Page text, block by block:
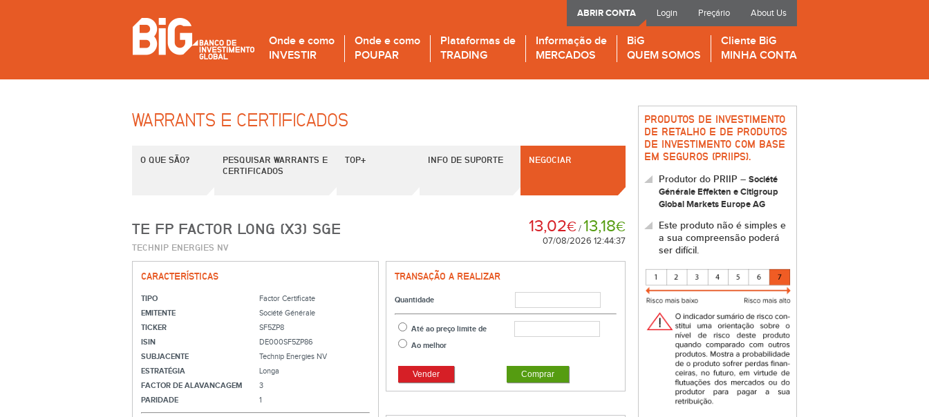
Login Preçário About Us
ABRIR CONTA
Onde e como
INVESTIR
Onde e como
POUPAR
Plataformas de
TRADING
Informação de
MERCADOS
BiG
QUEM SOMOS
Cliente BiG
MINHA CONTA
WARRANTS E CERTIFICADOS
O QUE SÃO?
PESQUISAR WARRANTS E
CERTIFICADOS
TOP+ INFO DE SUPORTE NEGOCIAR
TE FP FACTOR LONG (X3) SGE
TECHNIP ENERGIES NV
13,02€/13,18€
07/08/2026 12:44:37
CARACTERÍSTICAS
TIPO
Factor Certificate
EMITENTE
Société Générale
TICKER
SF5ZP8
ISIN
DE000SF5ZP86
SUBJACENTE
Technip Energies NV
ESTRATÉGIA
Longa
FACTOR DE ALAVANCAGEM
3
PARIDADE
1
TRANSAÇÃO A REALIZAR
Quantidade
Até ao preço limite de
Ao melhor
Vender Comprar
PRODUTOS DE INVESTIMENTO
DE RETALHO E DE PRODUTOS
DE INVESTIMENTO COM BASE
EM SEGUROS (PRIIPS).
Produtor do PRIIP – Société
Générale Effekten e Citigroup
Global Markets Europe AG
Este produto não é simples e
a sua compreensão poderá
ser difícil.